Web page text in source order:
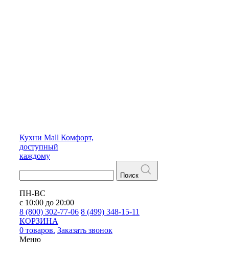
Кухни Mall Комфорт,
доступный
каждому
Поиск
ПН-ВС
с 10:00 до 20:00
8 (800) 302-77-06 8 (499) 348-15-11
КОРЗИНА
0 товаров. Заказать звонок
Меню